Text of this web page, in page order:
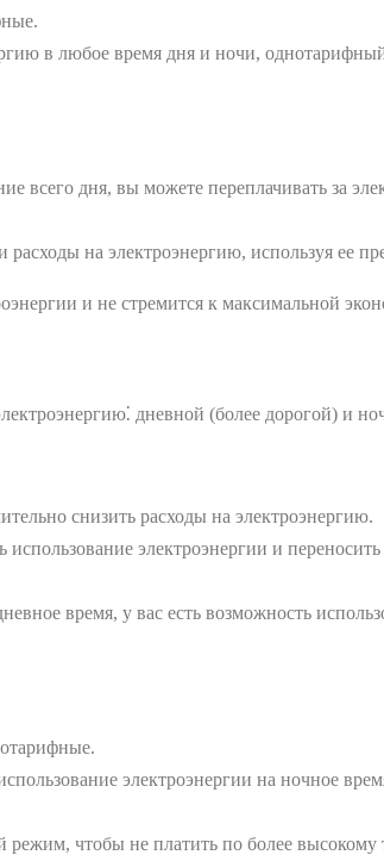
в любое время дня и ночи, однотарифный
всего дня, вы можете переплачивать за
на электроэнергию, используя ее
и не стремится к максимальной
дневной (более дорогой) и
снизить расходы на электроэнергию.
электроэнергии и
время, у вас есть возможность
электроэнергии на ночное
чтобы не платить по более высокому